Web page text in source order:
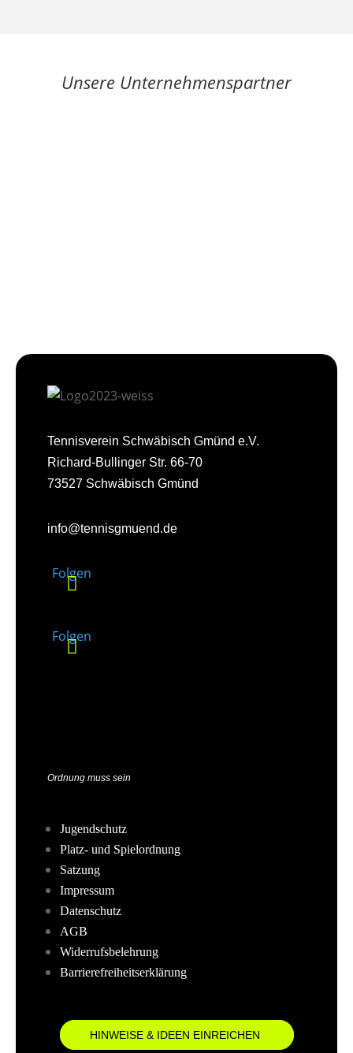
Unsere Unternehmenspartner
Tennisverein Schwäbisch Gmünd e.V.
Richard-Bullinger Str. 66-70
73527 Schwäbisch Gmünd
info@tennisgmuend.de
Folgen
Folgen
Ordnung muss sein
Jugendschutz
Platz- und Spielordnung
Satzung
Impressum
Datenschutz
AGB
Widerrufsbelehrung
Barrierefreiheitserklärung
HINWEISE & IDEEN EINREICHEN